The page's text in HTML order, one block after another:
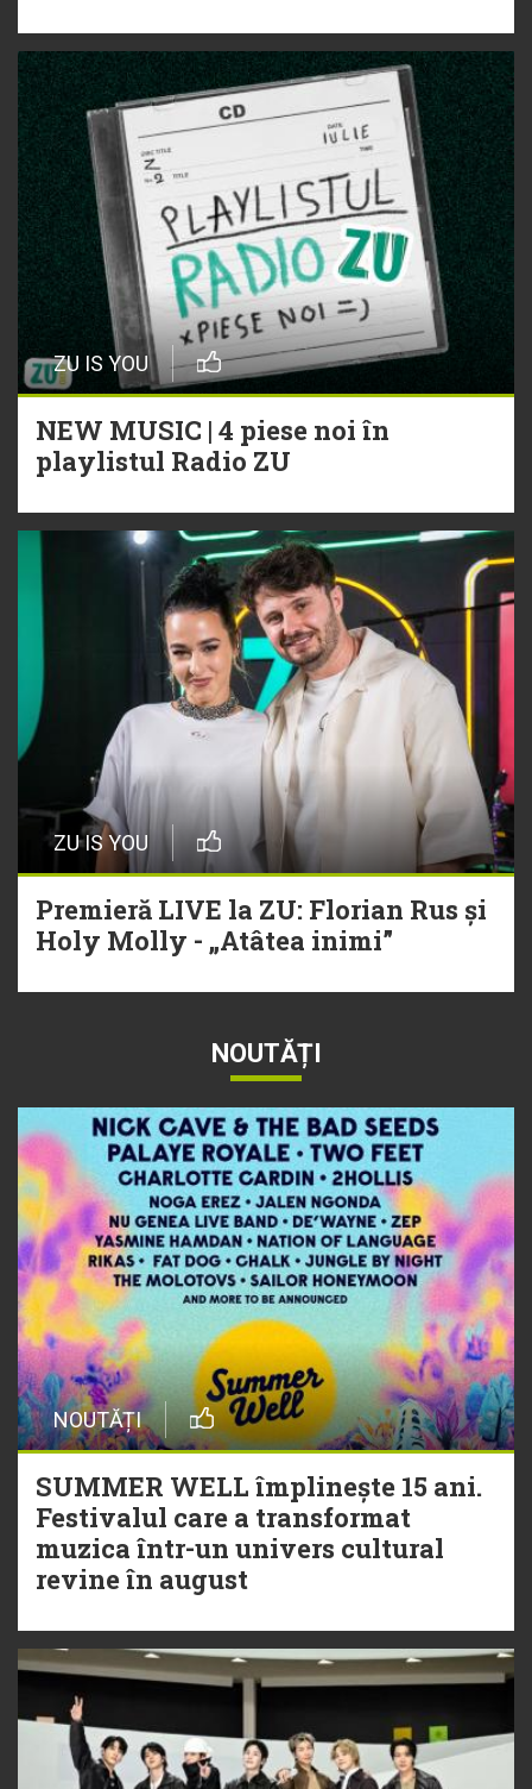
ZU IS YOU
NEW MUSIC | 4 piese noi în
playlistul Radio ZU
ZU IS YOU
Premieră LIVE la ZU: Florian Rus și
Holy Molly - „Atâtea inimi”
NOUTĂȚI
NOUTĂȚI
SUMMER WELL împlinește 15 ani.
Festivalul care a transformat
muzica într-un univers cultural
revine în august